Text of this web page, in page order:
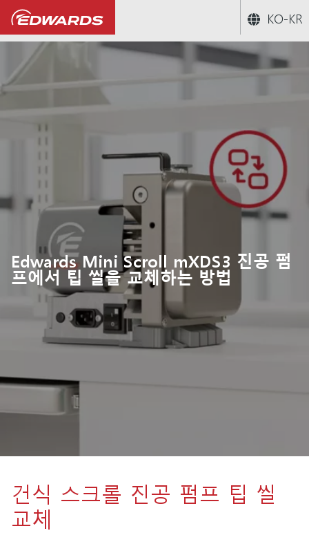
KO-KR
... Edwards 건식 스크롤 mXDS3 진공 펌
Edwards Mini Scroll mXDS3 진공 펌
프에서 팁 씰을 교체하는 방법
건식 스크롤 진공 펌프 팁 씰
교체